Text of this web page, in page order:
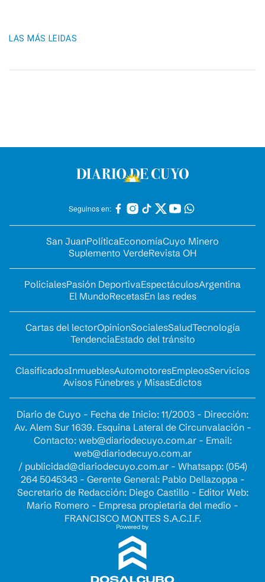
LAS MÁS LEIDAS
Seguinos en:
San JuanPolíticaEconomíaCuyo Minero
Suplemento VerdeRevista OH
PolicialesPasión DeportivaEspectáculosArgentina
El MundoRecetasEn las redes
Cartas del lectorOpinionSocialesSaludTecnología
TendenciaEstado del tránsito
ClasificadosInmueblesAutomotoresEmpleosServicios
Avisos Fúnebres y MisasEdictos
Diario de Cuyo - Fecha de Inicio: 11/2003 - Dirección:
Av. Alem Sur 1639. Esquina Lateral de Circunvalación -
Contacto: web@diariodecuyo.com.ar- Email:
web@diariodecuyo.com.ar
/ publicidad@diariodecuyo.com.ar- Whatsapp: (054)
264 5045343 - Gerente General: Pablo Dellazoppa -
Secretario de Redacción: Diego Castillo - Editor Web:
Mario Romero - Empresa propietaria del medio -
FRANCISCO MONTES S.A.C.I.F.